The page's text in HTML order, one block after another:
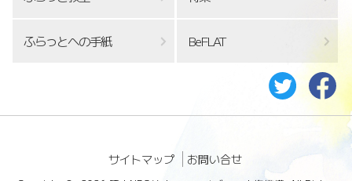
ふらっとへの手紙 BeFLAT
サイトマップ お問い合せ